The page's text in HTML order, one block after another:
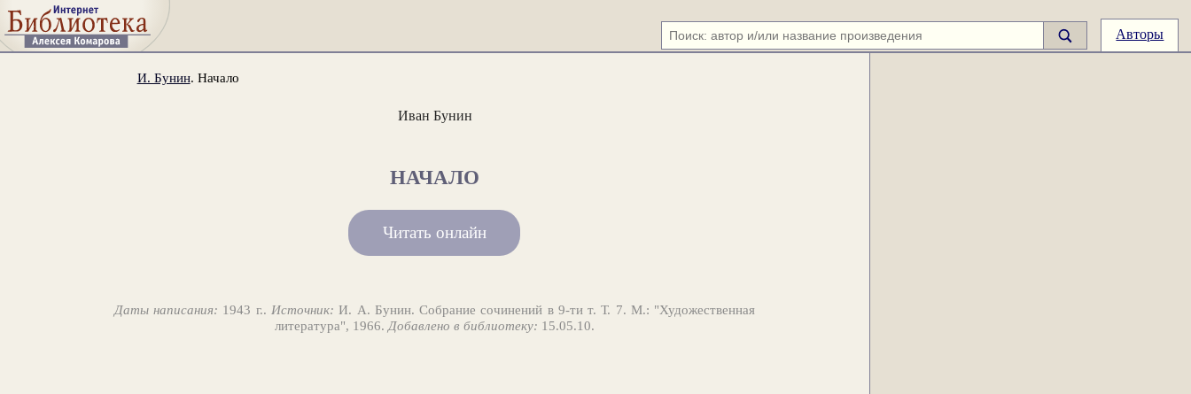
Авторы
И. Бунин. Начало
Иван Бунин
НАЧАЛО
Читать онлайн
Даты написания: 1943 г.. Источник: И. А. Бунин. Собрание сочинений в 9-ти т. Т. 7. М.: "Художественная
литература", 1966.Добавлено в библиотеку: 15.05.10.